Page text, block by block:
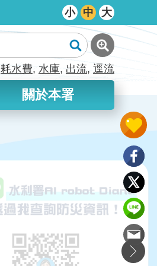
小 中 大
耗水費 水庫 出流 逕流
關於本署